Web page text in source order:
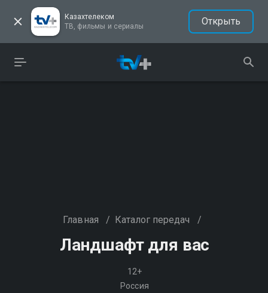
Казахтелеком
ТВ, фильмы и сериалы
Открыть
Главная / Каталог передач /
Ландшафт для вас
12+
Россия